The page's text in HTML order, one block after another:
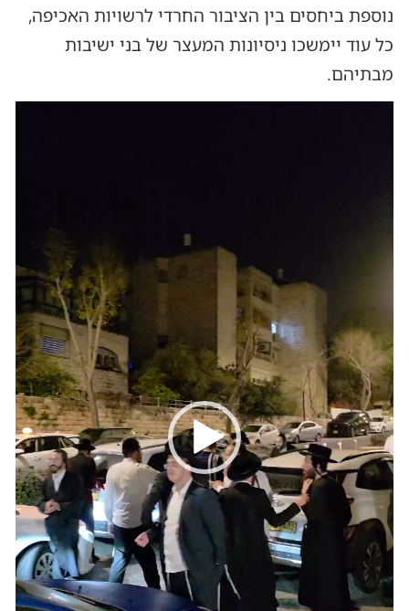
נוספת ביחסים בין הציבור החרדי לרשויות האכיפה,
כל עוד יימשכו ניסיונות המעצר של בני ישיבות
מבתיהם.